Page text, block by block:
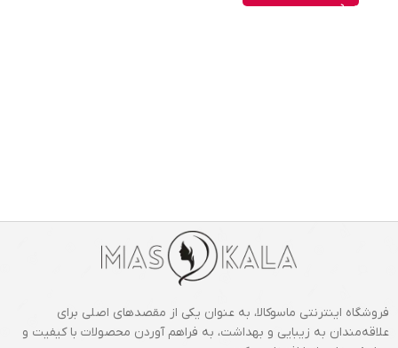
فروشگاه اینترنتی ماسوکالا، به عنوان یکی از مقصدهای اصلی برای
علاقه‌مندان به زیبایی و بهداشت، به فراهم آوردن محصولات با کیفیت و